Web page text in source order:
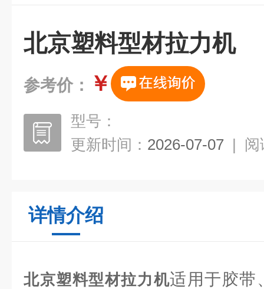
北京塑料型材拉力机
参考价： ￥
型号：
更新时间： 2026-07-07 | 阅
详情介绍
北京塑料型材拉力机适用于胶带